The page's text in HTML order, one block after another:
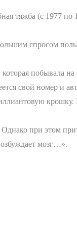
тяжба (с 1977
спросом
побывала
свой номер и
при этом
мозг…».